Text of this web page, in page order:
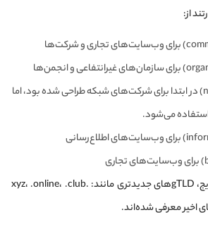
.net: (مخفف network) در ابتدا برای شرکت‌های شبکه طراحی شده بود، اما
می‌شود.
علاوه بر این gTLDهای رایج، gTLDهای جدیدتری مانند: .xyz، .online، .club